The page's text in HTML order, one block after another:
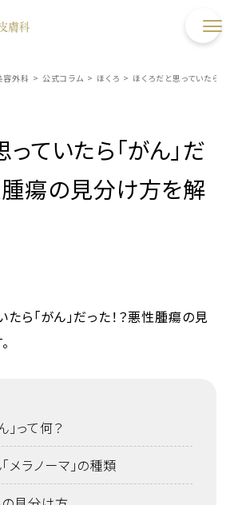
容外科 > 公式コラム > ほくろ > ほくろだと思っていたら
ていたら「がん」だ
腫瘍の見分け方を解
」って何？
メラノーマ」の種類